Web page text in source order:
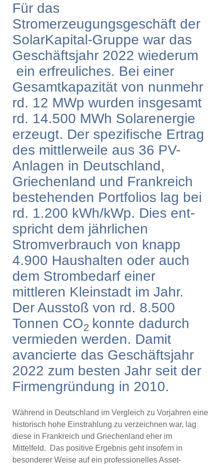
Für das
Stromerzeugungsgeschäft der
SolarKapital-Gruppe war das
Geschäftsjahr 2022 wiederum
ein erfreuliches. Bei einer
Gesamtkapazität von nunmehr
rd. 12 MWp wurden insgesamt
rd. 14.500 MWh Solarenergie
erzeugt. Der spezifische Ertrag
des mittlerweile aus 36 PV-
Anlagen in Deutsch­land,
Griechenland und Frankreich
bestehenden Portfolios lag bei
rd. 1.200 kWh/kWp. Dies ent­
spricht dem jährlichen
Stromverbrauch von knapp
4.900 Haushalten oder auch
dem Strombedarf einer
mittleren Kleinstadt im Jahr.
Der Ausstoß von rd. 8.500
Tonnen CO2 konnte dadurch
vermieden werden. Damit
avancierte das Geschäftsjahr
2022 zum besten Jahr seit der
Firmengründung in 2010.
Während in Deutschland im Vergleich zu Vorjahren eine
historisch hohe Einstrahlung zu verzeichnen war, lag
diese in Frankreich und Griechenland eher im
Mittelfeld. Das positive Ergebnis geht insofern in
besonderer Weise auf ein professionelles Asset-